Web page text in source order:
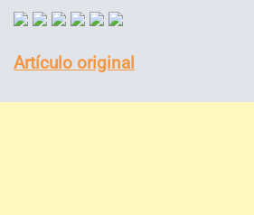
Artículo original